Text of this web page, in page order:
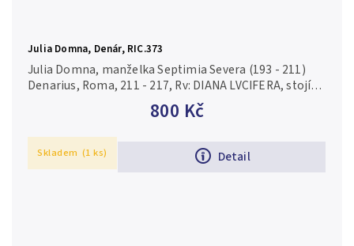
Julia Domna, Denár, RIC.373
800 Kč
Detail
Julia Domna, manželka Septimia Severa (193 - 211)
Denarius, Roma, 211 - 217, Rv: DIANA LVCIFERA, stojící
Diana zleva drží dlouhou pochodeň, RIC.373
Skladem (1 ks)